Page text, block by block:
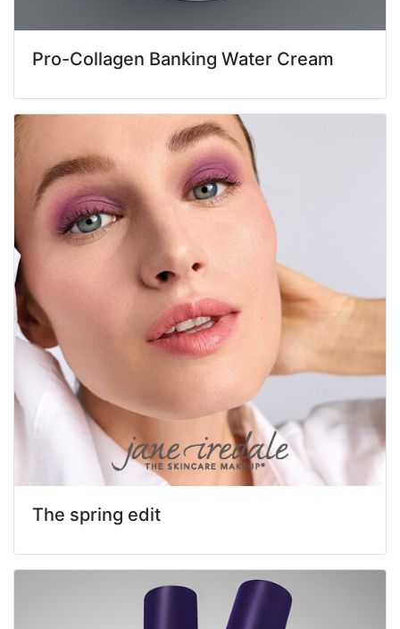
Pro-Collagen Banking Water Cream
The spring edit